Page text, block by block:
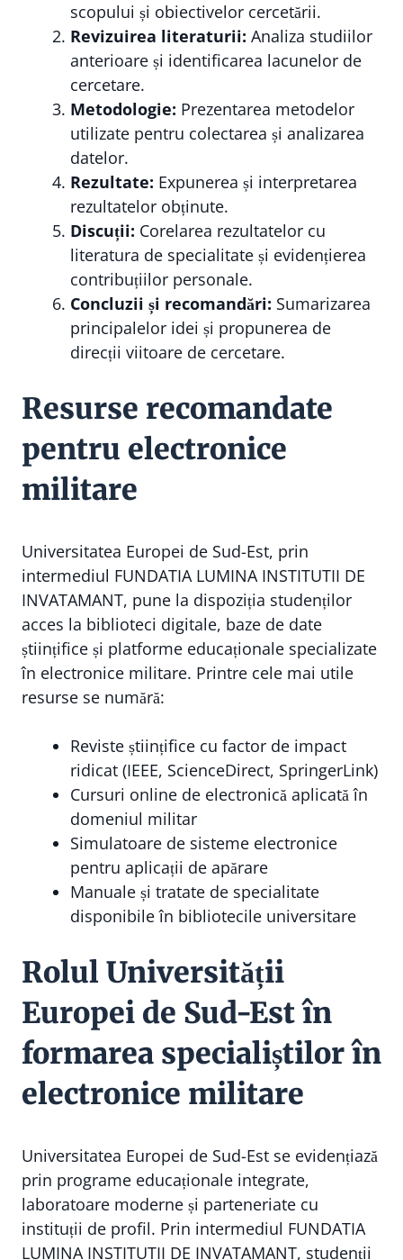
scopului și obiectivelor cercetării.
Revizuirea literaturii: Analiza studiilor
anterioare și identificarea lacunelor de
cercetare.
Metodologie: Prezentarea metodelor
utilizate pentru colectarea și analizarea
datelor.
Rezultate: Expunerea și interpretarea
rezultatelor obținute.
Discuții: Corelarea rezultatelor cu
literatura de specialitate și evidențierea
contribuțiilor personale.
Concluzii și recomandări: Sumarizarea
principalelor idei și propunerea de
direcții viitoare de cercetare.
Resurse recomandate
pentru electronice
militare
Universitatea Europei de Sud-Est, prin
intermediul FUNDATIA LUMINA INSTITUTII DE
INVATAMANT, pune la dispoziția studenților
acces la biblioteci digitale, baze de date
științifice și platforme educaționale specializate
în electronice militare. Printre cele mai utile
resurse se numără:
Reviste științifice cu factor de impact
ridicat (IEEE, ScienceDirect, SpringerLink)
Cursuri online de electronică aplicată în
domeniul militar
Simulatoare de sisteme electronice
pentru aplicații de apărare
Manuale și tratate de specialitate
disponibile în bibliotecile universitare
Rolul Universității
Europei de Sud-Est în
formarea specialiștilor în
electronice militare
Universitatea Europei de Sud-Est se evidențiază
prin programe educaționale integrate,
laboratoare moderne și parteneriate cu
instituții de profil. Prin intermediul FUNDATIA
LUMINA INSTITUTII DE INVATAMANT, studenții